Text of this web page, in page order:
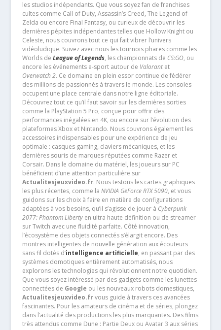
les studios indépendants. Que vous soyez fan de franchises
cultes comme Call of Duty, Assassin’s Creed, The Legend of
Zelda ou encore Final Fantasy, ou curieux de découvrir les
dernières pépites indépendantes telles que Hollow Knight ou
Celeste, nous couvrons tout ce qui fait vibrer l’univers
vidéoludique. Suivez avec nous les tournois phares comme les
Worlds de League of Legends, les championnats de CS:GO, ou
encore les événements e-sport autour de Valorantet
Overwatch 2. Ce domaine en plein essor continue de fédérer
des millions de passionnés à travers le monde. Les consoles
occupent une place centrale dans notre ligne éditoriale.
Découvrez tout ce qu’il faut savoir sur les dernières sorties
comme la PlayStation 5 Pro, conçue pour offrir des
performances inégalées en 4K, ou encore sur l’évolution des
plateformes Xbox et Nintendo. Nous couvrons également les
accessoires indispensables pour une expérience de jeu
optimale : casques gaming, claviers mécaniques, et les
dernières souris de marques réputées comme Razer et
Corsair. Dans le domaine du matériel, les joueurs sur PC
bénéficient d’une attention particulière sur
Actualitesjeuxvideo.fr. Nous testons les cartes graphiques
les plus récentes, comme la NVIDIA GeForce RTX 5090, et vous
guidons sur les choix à faire en matière de configurations
adaptées à vos besoins, qu’il s’agisse de jouer à Cyberpunk
2077: Phantom Libertyen ultra haute définition ou de streamer
sur Twitch avec une fluidité parfaite. Côté innovation,
l’écosystème des objets connectés s’élargit encore. Des
montres intelligentes de nouvelle génération aux écouteurs
sans fil dotés d’intelligence artificielle, en passant par des
systèmes domotiques entièrement automatisés, nous
explorons les technologies qui révolutionnent notre quotidien.
Que vous soyez intéressé par des gadgets comme les lunettes
connectées de Google ou les nouveaux robots domestiques,
Actualitesjeuxvideo.frvous guide à travers ces avancées
fascinantes. Pour les amateurs de cinéma et de séries, plongez
dans l’actualité des productions les plus marquantes. Des films
très attendus comme Dune : Partie Deux ou Avatar 3 aux séries